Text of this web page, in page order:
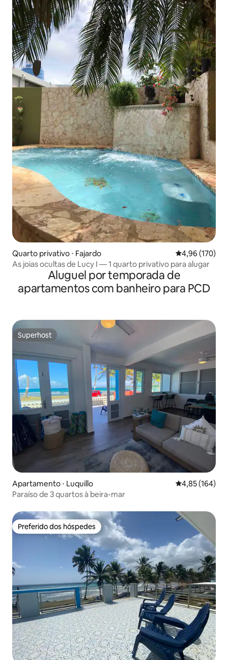
Quarto privativo ⋅ Fajardo 4,96 de uma
4,96 (170)
As joias ocultas de Lucy I — 1 quarto privativo para alugar
Aluguel por temporada de
apartamentos com banheiro para PCD
Superhost
Superhost
Apartamento ⋅ Luquillo 4,85 de uma
4,85 (164)
Paraíso de 3 quartos à beira-mar
Preferido dos hóspedes
Preferido dos hóspedes